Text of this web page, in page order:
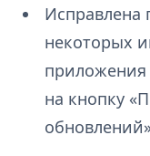
Исправлена
некоторых
на кнопку